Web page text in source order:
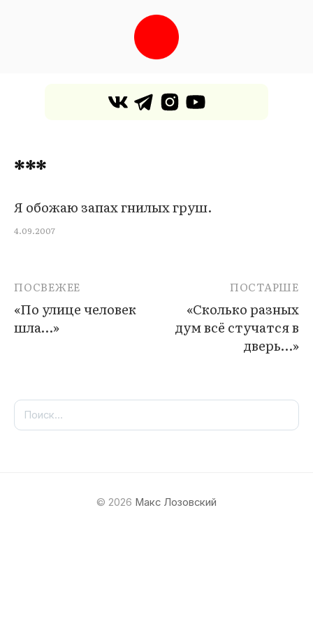
***
Я обожаю запах гнилых груш.
4.09.2007
ПОСВЕЖЕЕ
«По улице человек
шла…»
ПОСТАРШЕ
«Сколько разных
дум всё стучатся в
дверь…»
Найти:
© 2026 Макс Лозовский